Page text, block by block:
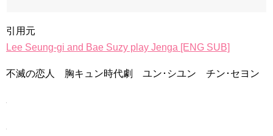
引用元
Lee Seung-gi and Bae Suzy play Jenga [ENG SUB]
不滅の恋人 胸キュン時代劇 ユン･シユン チン･セヨン